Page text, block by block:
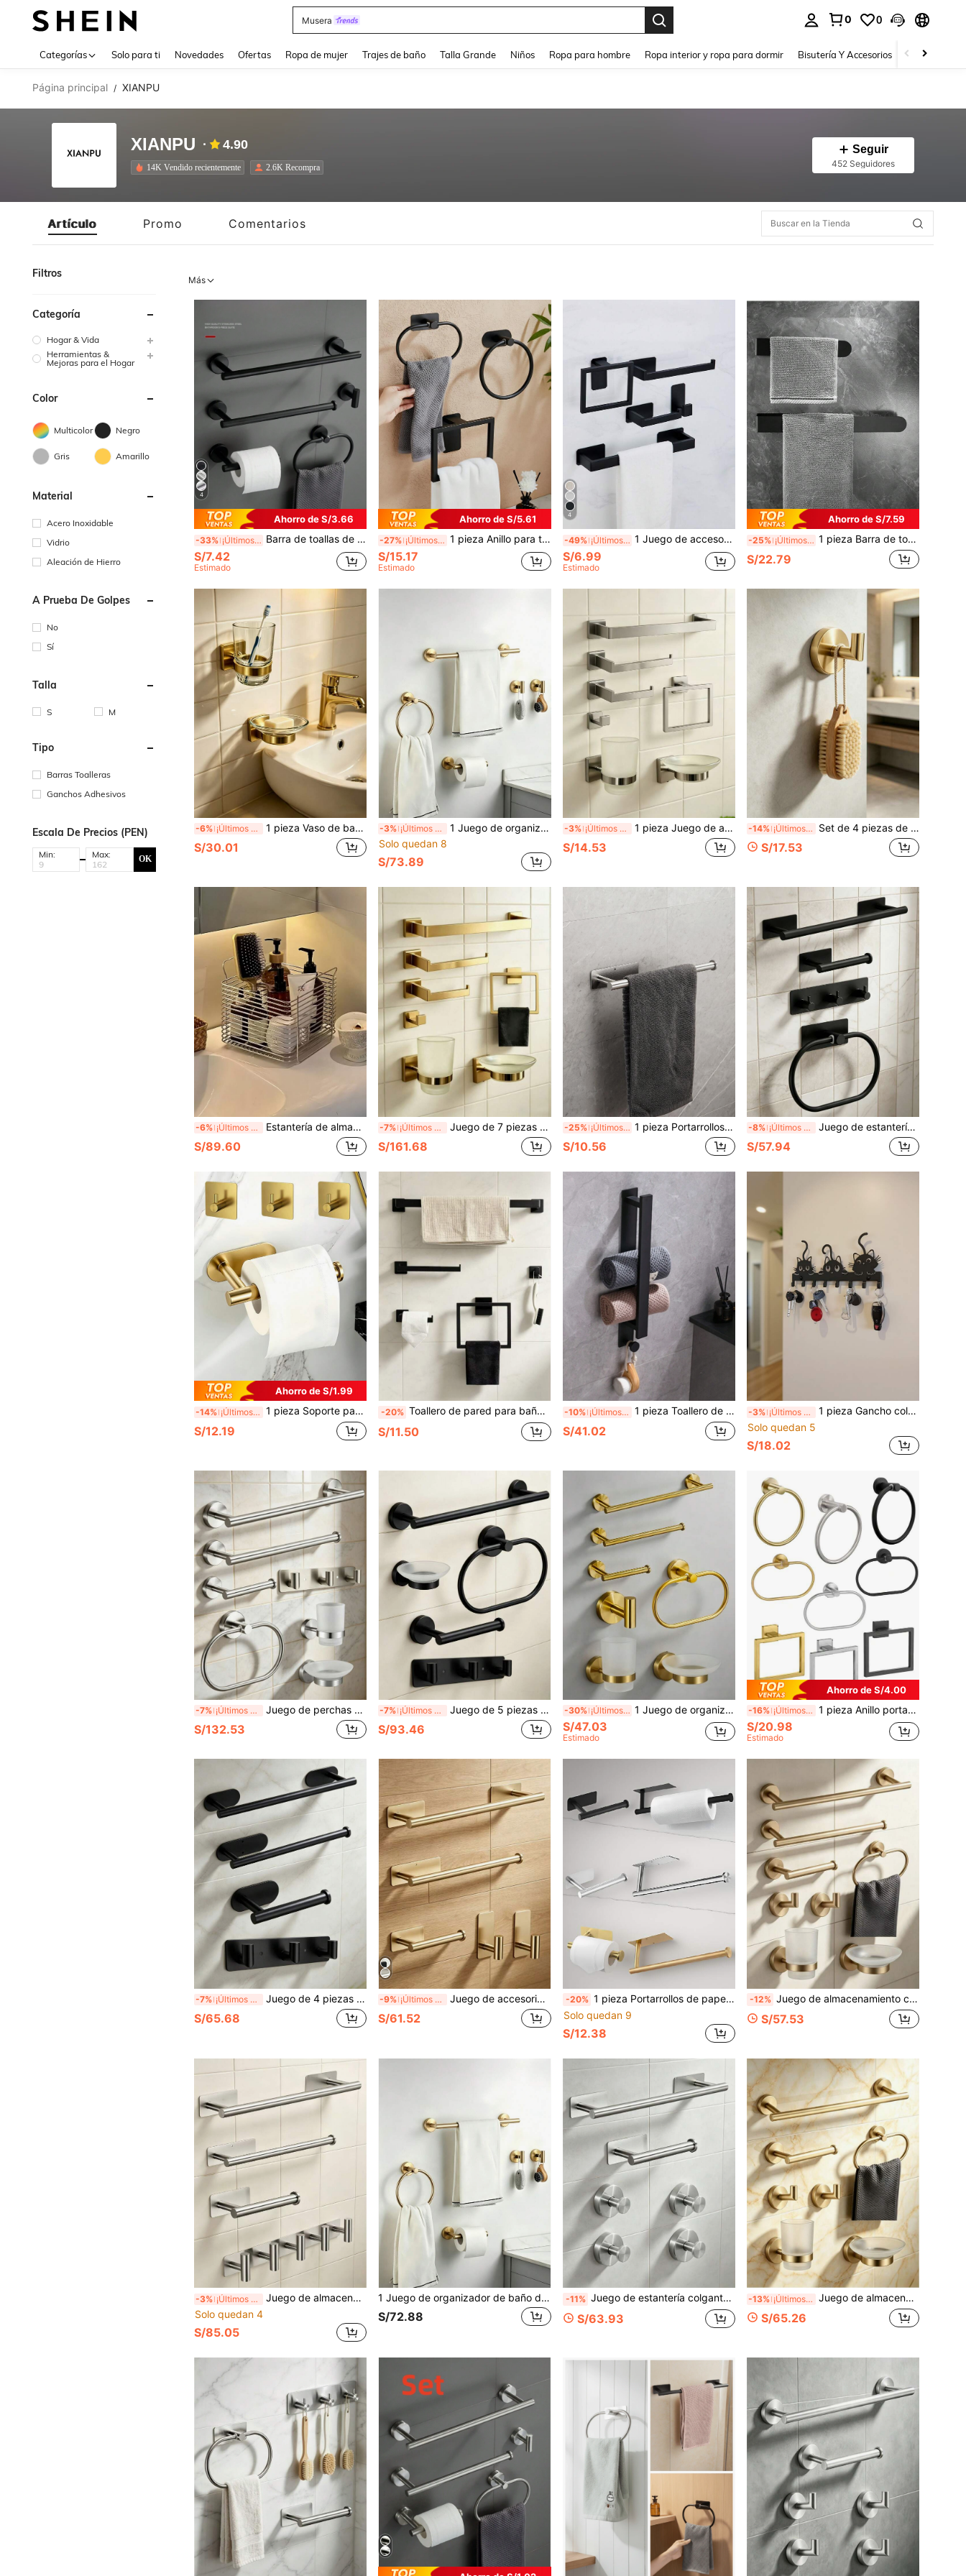
Dazy
0 0
Categorías Solo para ti Novedades Ofertas Ropa de mujer Trajes de baño Talla Grande Niños Ropa para hombre Ropa interior y ropa para dormir Bisutería Y Accesorios Zapatos
Página principal / XIANPU
XIANPU 4.90
14K Vendido recientemente 2.6K Recompra
Seguir
452 Seguidores
Artículo Promo Comentarios
Filtros
Categoría
Hogar & Vida
Herramientas &
Mejoras para el Hogar
Color
Multicolor Negro
Gris Amarillo
Material
Acero Inoxidable
Vidrio
Aleación de Hierro
A Prueba De Golpes
No
Sí
Talla
S M
Tipo
Barras Toalleras
Ganchos Adhesivos
Escala De Precios (PEN)
Min: Max: OK
Más
4
Ahorro de S/3.66
-33% ¡Últimos 3 días Barra de toallas de acero inoxidable con instalación a presión, soporte de toallas para baño, portapapel higiénico, gancho perforador multifunción para almacenamiento, 1 pieza.
S/7.42
Estimado
Ahorro de S/5.61
-27% ¡Últimos 3 días 1 pieza Anillo para toalla de baño en color dorado/plateado/negro
S/15.17
Estimado
4
-49% ¡Últimos 3 días 1 Juego de accesorios de baño de acero inoxidable, barra de toallas reforzada con anillo de toalla, gancho para bata sin taladro, portarrollos de papel higiénico, estantería de almacenamiento para baño
S/6.99
Estimado
Ahorro de S/7.59
-25% ¡Últimos 2 días 1 pieza Barra de toallas de acero inoxidable 304 nueva, portarrollos de toallas sin necesidad de perforar, soporte para toallas de baño/cocina
S/22.79
-6% ¡Últimos 2 días 1 pieza Vaso de baño con soporte para cepillo de dientes con base de acero inoxidable montada en la pared y jabonera
S/30.01
-3% ¡Últimos 3 días
1 Juego de organizador de baño de acero inoxidable, aro para toallas, portarrollos de papel higiénico, estante de ganchos múltiples, instalación montada en la pared
Solo quedan 8
S/73.89
-3% ¡Últimos 3 días 1 pieza Juego de accesorios de baño de acero inoxidable - Toallero, Anillo para toalla, Portarrollos de papel higiénico, Gancho para bata, Fácil instalación
S/14.53
-14% ¡Últimos 2 días Set de 4 piezas de almacenamiento colgante para baño, barra para toallas de acero inoxidable, portarrollos de papel higiénico, ganchos para abrigos, kit organizador montado en la pared, accesorios y decoración para el baño del hogar, instalación con taladro
S/17.53
-6% ¡Últimos 2 días Estantería de almacenamiento para el hogar de acero inoxidable 304, cesta de almacenamiento para el baño
S/89.60
-7% ¡Últimos 2 días Juego de 7 piezas de almacenamiento de baño de tubo cuadrado de acero inoxidable reforzado, aro para toalla, barra para toalla, gancho multiusos para abrigo, gancho para bata de baño, portarrollos de papel higiénico
S/161.68
-25% ¡Últimos 2 días 1 pieza Portarrollos de papel higiénico de acero inoxidable, Dispensador de rollo de papel higiénico para baño
S/10.56
-8% ¡Últimos 3 días Juego de estantería de almacenamiento para baño sin taladro, toallero de baño, portarrollos de papel higiénico, gancho para abrigo, gancho para bata de baño, 4/6 piezas
S/57.94
Ahorro de S/1.99
-14% ¡Últimos 3 días 1 pieza Soporte para rollo de papel higiénico sin taladro, estante de almacenamiento de papel higiénico para baño
S/12.19
-20% Toallero de pared para baño con agujeros para taladro, aro para toalla de acero inoxidable, portarrollos de papel higiénico, gancho para gorro de baño, 1 pieza
S/11.50
-10% ¡Últimos 3 días 1 pieza Toallero de baño de alta calidad y grosor reforzado, se puede colocar horizontal o verticalmente, un soporte de almacenamiento de toallas muy práctico
S/41.02
-3% ¡Últimos 3 días
1 pieza Gancho colgante multiusos Organizador de almacenamiento de batas de baño Montaje en pared Diseño creativo Instalación con taladro Acero negro
Solo quedan 5
S/18.02
-7% ¡Últimos 2 días Juego de perchas de almacenamiento para baño con instalación por taladro, material de acero inoxidable, aro para toalla, barra para toalla, portarrollos de papel higiénico, gancho para abrigo, gancho para bata de baño, 1 juego de 6/7 piezas
S/132.53
-7% ¡Últimos 2 días Juego de 5 piezas de almacenamiento de toallas para baño, material de acero inoxidable, oro negro plata, aro para toallas, jabonera, gancho para ropa, portarrollos de papel higiénico
S/93.46
-30% ¡Últimos 3 días 1 Juego de organizador de baño perforado dorado, anillo para toallas de acero inoxidable, barra para toallas, portarrollos de papel higiénico, gancho para bata, jabonera, vaso
S/47.03
Estimado
Ahorro de S/4.00
-16% ¡Últimos 3 días 1 pieza Anillo portatoallas de acero inoxidable para baño, colgador de pared para almacenamiento de toallas, accesorios y herramientas de baño
S/20.98
Estimado
-7% ¡Últimos 2 días Juego de 4 piezas de almacenamiento para baño, barra para toallas, portarrollos de papel higiénico, ganchos de almacenamiento, instalación sin taladro
S/65.68
-9% ¡Últimos 2 días Juego de accesorios de almacenamiento para baño sin taladro, barra para toallas de acero inoxidable negro, portarrollos de papel higiénico, gancho para abrigo, 1 set de 4/5 piezas
S/61.52
-20% 1 pieza Portarrollos de papel de cocina, soporte de pared multiusos para envoltura plástica y trapos
Solo quedan 9
S/12.38
-12% Juego de almacenamiento colgante para baño, vaso para cepillo de dientes, jabonera, aro para toalla de acero inoxidable, barra para toalla con instalación perforada, portarrollos de papel higiénico, gancho para abrigo, gancho para bata de baño, 1 juego de 4/8 piezas
S/57.53
-3% ¡Últimos 3 días
Juego de almacenamiento de baño con instalación sin taladro, gancho de acero inoxidable multifunción para abrigos, barra de almacenamiento de toallas de baño, toallero de baño, 1 juego de 4 piezas
Solo quedan 4
S/85.05
1 Juego de organizador de baño de acero inoxidable, anillo para toallas, portarrollos de papel higiénico, estante de ganchos múltiples, instalación montada en la pared
S/72.88
-11% Juego de estantería colgante para almacenamiento de baño, instalación sin taladro, barra de toallas de acero inoxidable negro, portarrollos de papel higiénico, gancho para abrigos, 1 juego de 6 piezas
S/63.93
-13% ¡Últimos 3 días Juego de almacenamiento para baño con taladro e instalación, aro para toallas, barra para toallas de acero inoxidable. Portarrollos de papel para el baño, gancho de almacenamiento multifuncional. 5/7 piezas.
S/65.26